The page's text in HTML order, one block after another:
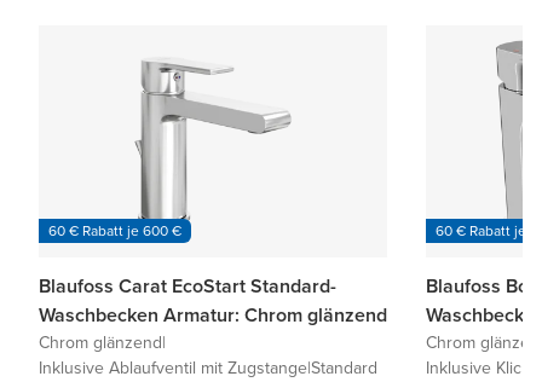
60 € Rabatt je 600 €
Blaufoss Carat EcoStart Standard-
Waschbecken Armatur: Chrom glänzend
Chrom glänzend|
Inklusive Ablaufventil mit Zugstange|Standard
60 € Rabatt je
Blaufoss
Chrom
Inklusive